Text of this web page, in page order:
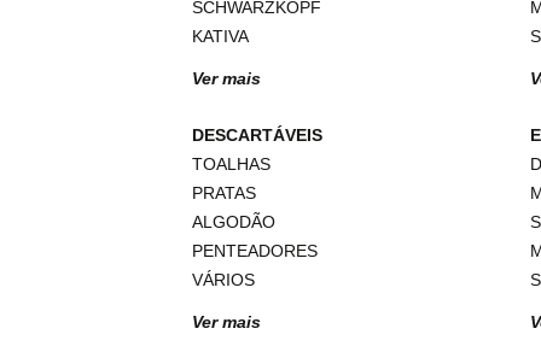
SCHWARZKOPF
KATIVA
Ver mais
DESCARTÁVEIS
TOALHAS
PRATAS
ALGODÃO
PENTEADORES
VÁRIOS
Ver mais